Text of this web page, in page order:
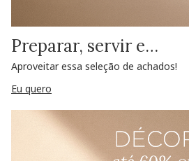
Preparar, servir e…
Aproveitar essa seleção de achados!
Eu quero